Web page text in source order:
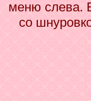
меню слева.
со